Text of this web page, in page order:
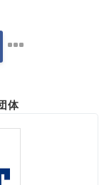
体